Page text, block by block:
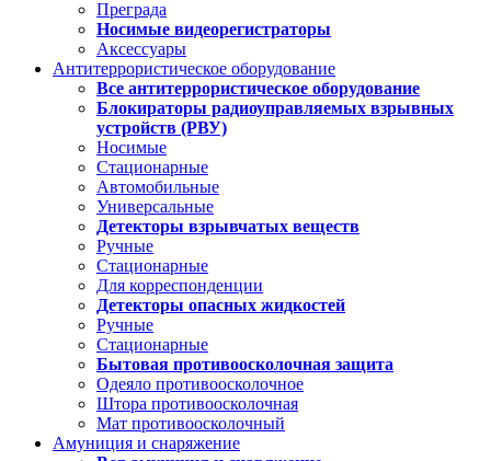
Преграда
Носимые видеорегистраторы
Аксессуары
Антитеррористическое оборудование
Все антитеррористическое оборудование
Блокираторы радиоуправляемых взрывных
устройств (РВУ)
Носимые
Стационарные
Автомобильные
Универсальные
Детекторы взрывчатых веществ
Ручные
Стационарные
Для корреспонденции
Детекторы опасных жидкостей
Ручные
Стационарные
Бытовая противоосколочная защита
Одеяло противоосколочное
Штора противоосколочная
Мат противоосколочный
Амуниция и снаряжение